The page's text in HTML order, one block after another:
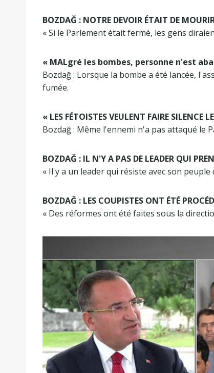
BOZDAĞ : NOTRE DEVOIR ÉTAIT DE
« Si le Parlement était fermé, les gens
« MALgré les bombes, personne n'est
Bozdağ : Lorsque la bombe a été lancée,
fumée.
« LES FÉTOISTES VEULENT FAIRE SILENCE
Bozdağ : Même l'ennemi n'a pas attaqué le
BOZDAĞ : IL N'Y A PAS DE LEADER QUI
« Il y a un leader qui résiste avec son
BOZDAĞ : LES COUPISTES ONT ÉTÉ
« Des réformes ont été faites sous la